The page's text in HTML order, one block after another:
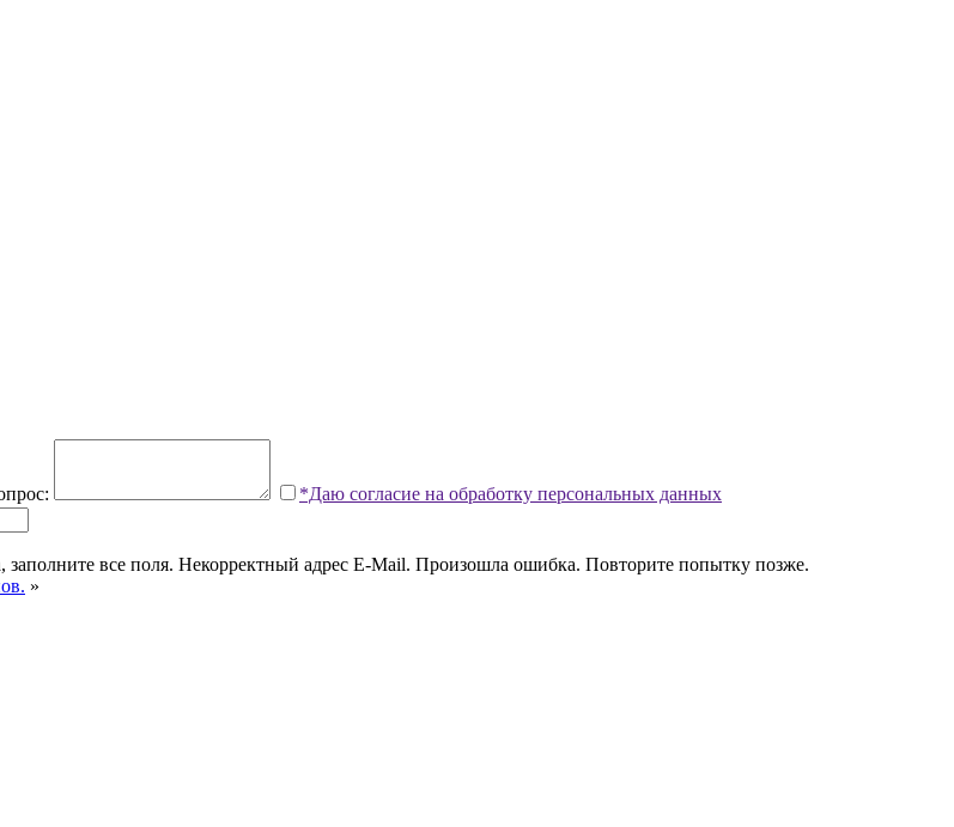
*Даю согласие на обработку персональных данных
заполните все поля. Некорректный адрес E-Mail. Произошла ошибка. Повторите попытку позже.
»